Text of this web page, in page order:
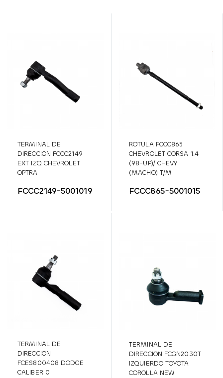
TERMINAL DE
DIRECCION FCCC2149
EXT IZQ CHEVROLET
OPTRA
FCCC2149-5001019
ROTULA FCCC865
CHEVROLET CORSA 1.4
(98-UP)/ CHEVY
(MACHO) T/M
FCCC865-5001015
TERMINAL DE
DIRECCION
FCES800408 DODGE
CALIBER 0
TERMINAL DE
DIRECCION FCGN2030T
IZQUIERDO TOYOTA
COROLLA NEW